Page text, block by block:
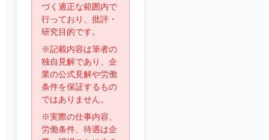
づく適正な範囲内で
行っており、批評・
研究目的です。
※記載内容は筆者の
独自見解であり、企
業の公式見解や労働
条件を保証するもの
ではありません。
※実際の仕事内容、
労働条件、待遇は企